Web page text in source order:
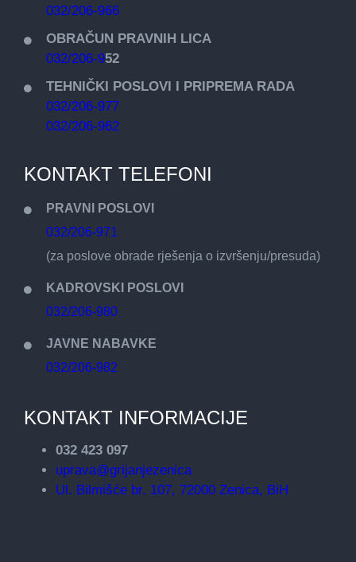
032/206-966
OBRAČUN PRAVNIH LICA
032/206-952
TEHNIČKI POSLOVI I PRIPREMA RADA
032/206-977
032/206-962
KONTAKT TELEFONI
PRAVNI POSLOVI
032/206-971
(za poslove obrade rješenja o izvršenju/presuda)
KADROVSKI POSLOVI
032/206-980
JAVNE NABAVKE
032/206-982
KONTAKT INFORMACIJE
032 423 097
uprava@grijanjezenica
Ul. Bilmišće br. 107, 72000 Zenica, BiH